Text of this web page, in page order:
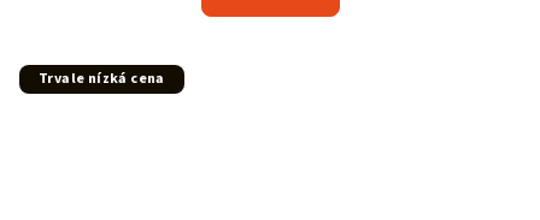
Trvale nízká cena